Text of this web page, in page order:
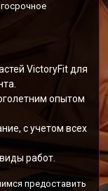
VictoryFit для
опытом
с учетом всех
работ.
предоставить